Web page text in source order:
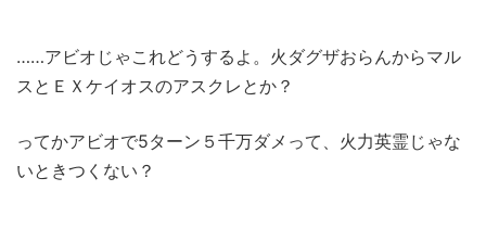
……アビオじゃこれどうするよ。火ダグザおらんからマル
スとＥＸケイオスのアスクレとか？
ってかアビオで5ターン５千万ダメって、火力英霊じゃな
いときつくない？